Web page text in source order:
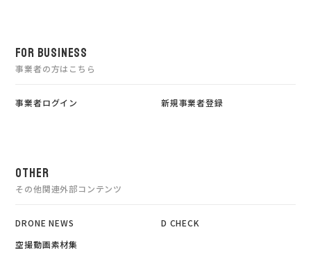
FOR BUSINESS
事業者の方はこちら
事業者ログイン 新規事業者登録
OTHER
その他関連外部コンテンツ
DRONE NEWS
D CHECK
空撮動画素材集